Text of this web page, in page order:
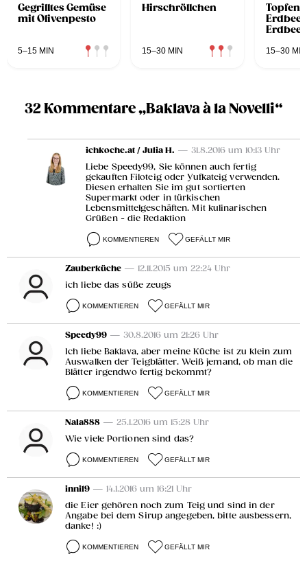
Gegrilltes Gemüse
mit Olivenpesto
5–15 MIN
Hirschröllchen
15–30 MIN 15–30 MIN
32 Kommentare „Baklava à la Novelli“
ichkoche.at / Julia H. — 31.8.2016 um 10:13 Uhr
Liebe Speedy99, Sie können auch fertig
gekauften Filoteig oder Yufkateig verwenden.
Diesen erhalten Sie im gut sortierten
Supermarkt oder in türkischen
Lebensmittelgeschäften. Mit kulinarischen
Grüßen - die Redaktion
KOMMENTIEREN GEFÄLLT MIR
Zauberküche — 12.11.2015 um 22:24 Uhr
ich liebe das süße zeugs
KOMMENTIEREN GEFÄLLT MIR
Speedy99 — 30.8.2016 um 21:26 Uhr
Ich liebe Baklava, aber meine Küche ist zu klein zum
Auswalken der Teigblätter. Weiß jemand, ob man die
Blätter irgendwo fertig bekommt?
KOMMENTIEREN GEFÄLLT MIR
Nala888 — 25.1.2016 um 15:28 Uhr
Wie viele Portionen sind das?
KOMMENTIEREN GEFÄLLT MIR
inni19 — 14.1.2016 um 16:21 Uhr
die Eier gehören noch zum Teig und sind in der
Angabe bei dem Sirup angegeben, bitte ausbessern,
danke! :)
KOMMENTIEREN GEFÄLLT MIR